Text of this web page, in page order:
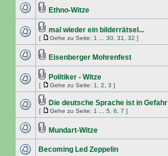
Ethno-Witze
mal wieder ein bilderrätsel...
[ Gehe zu Seite: 1 30 31 32 ]
Eisenberger Mohrenfest
Politiker - Witze
[ Gehe zu Seite: 1 2 3 ]
Die deutsche Sprache ist in Gefahr
[ Gehe zu Seite: 1 5 6 7 ]
Mundart-Witze
Becoming Led Zeppelin